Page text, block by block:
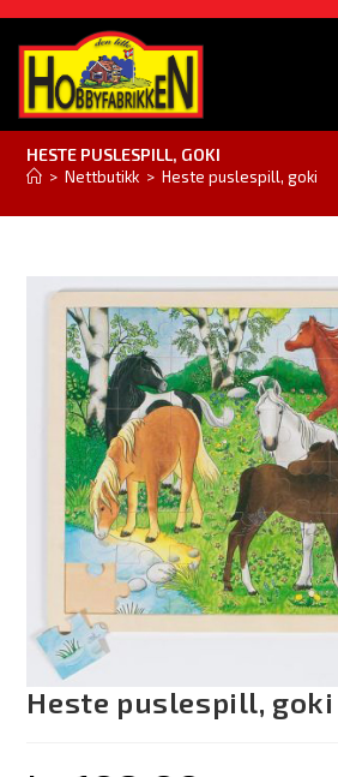
HESTE PUSLESPILL, GOKI
> Nettbutikk > Heste puslespill, goki
Heste puslespill, goki